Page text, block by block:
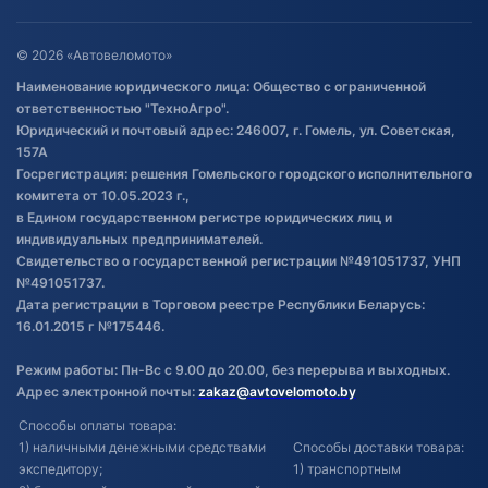
Оставить отзыв
Договор публичной оферты
Обработка файлов cookie
Постановка транспорта на учет
Обновления в ЭПТС 2024
© 2026 «Автовеломото»
Наименование юридического лица: Общество с ограниченной
ответственностью "ТехноАгро".
Юридический и почтовый адрес: 246007, г. Гомель, ул. Советская,
157А
Госрегистрация: решения Гомельского городского исполнительного
комитета от 10.05.2023 г.,
в Едином государственном регистре юридических лиц и
индивидуальных предпринимателей.
Свидетельство о государственной регистрации №491051737, УНП
№491051737.
Дата регистрации в Торговом реестре Республики Беларусь:
16.01.2015 г №175446.
Режим работы: Пн-Вс с 9.00 до 20.00, без перерыва и выходных.
Адрес электронной почты: zakaz@avtovelomoto.by
Способы оплаты товара:
1) наличными денежными средствами
экспедитору;
Способы доставки товара:
1) транспортным